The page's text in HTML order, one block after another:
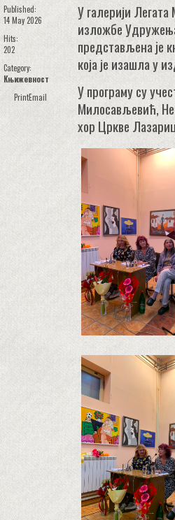
Published:
14 May 2026
Hits:
202
Category:
Књижевност
PrintEmail
У галерији
изложбе
представљена je
која је изашла у
У програму су
Милосављевић,
хор Цркве